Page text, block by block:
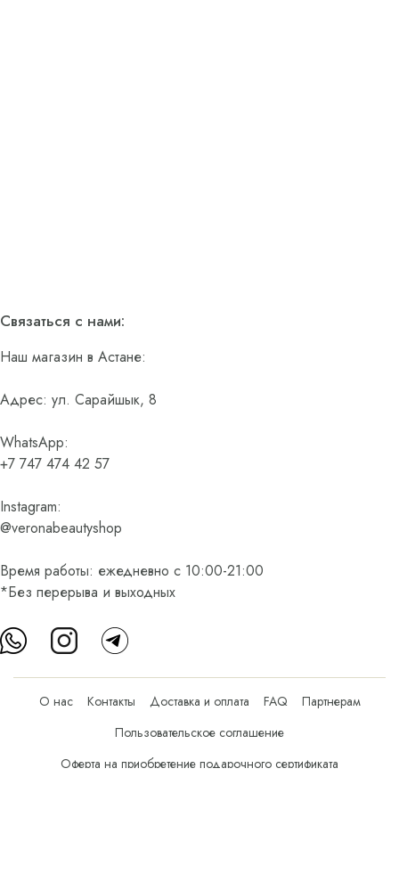
Связаться с нами:
Наш магазин в Астане:
Адрес: ул. Сарайшык, 8
WhatsApp:
+7 747 474 42 57
Instagram:
@veronabeautyshop
Время работы: ежедневно с 10:00-21:00
*Без перерыва и выходных
О нас Контакты Доставка и оплата FAQ
Партнерам
Пользовательское соглашение
Оферта на приобретение подарочного сертификата